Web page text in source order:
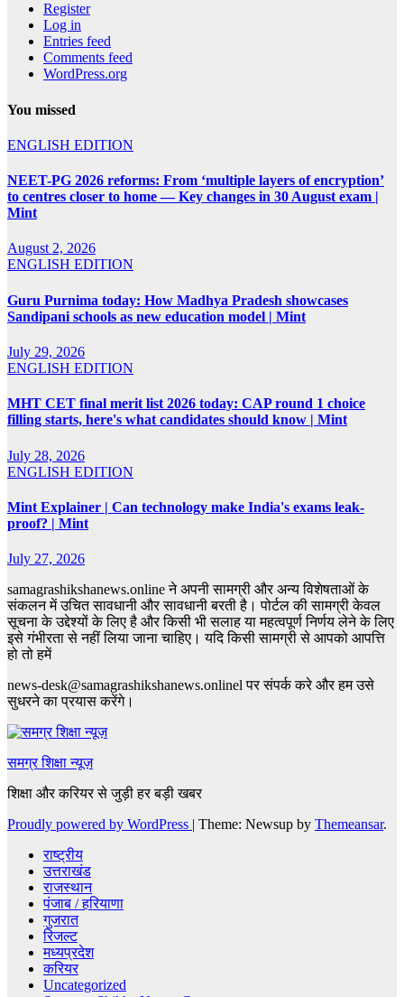
Register
Log in
Entries feed
Comments feed
WordPress.org
You missed
ENGLISH EDITION
NEET-PG 2026 reforms: From ‘multiple layers of encryption’
to centres closer to home — Key changes in 30 August exam |
Mint
August 2, 2026
ENGLISH EDITION
Guru Purnima today: How Madhya Pradesh showcases
Sandipani schools as new education model | Mint
July 29, 2026
ENGLISH EDITION
MHT CET final merit list 2026 today: CAP round 1 choice
filling starts, here's what candidates should know | Mint
July 28, 2026
ENGLISH EDITION
Mint Explainer | Can technology make India's exams leak-
proof? | Mint
July 27, 2026
samagrashikshanews.online ने अपनी सामग्री और अन्य विशेषताओं के
संकलन में उचित सावधानी और सावधानी बरती है। पोर्टल की सामग्री केवल
सूचना के उद्देश्यों के लिए है और किसी भी सलाह या महत्वपूर्ण निर्णय लेने के लिए
इसे गंभीरता से नहीं लिया जाना चाहिए। यदि किसी सामग्री से आपको आपत्ति
हो तो हमें
news-desk@samagrashikshanews.onlinel पर संपर्क करे और हम उसे
सुधरने का प्रयास करेंगे।
समग्र शिक्षा न्यूज़
शिक्षा और करियर से जुड़ी हर बड़ी खबर
Proudly powered by WordPress | Theme: Newsup by Themeansar.
राष्ट्रीय
उत्तराखंड
राजस्थान
पंजाब / हरियाणा
गुजरात
रिजल्ट
मध्यप्रदेश
करियर
Uncategorized